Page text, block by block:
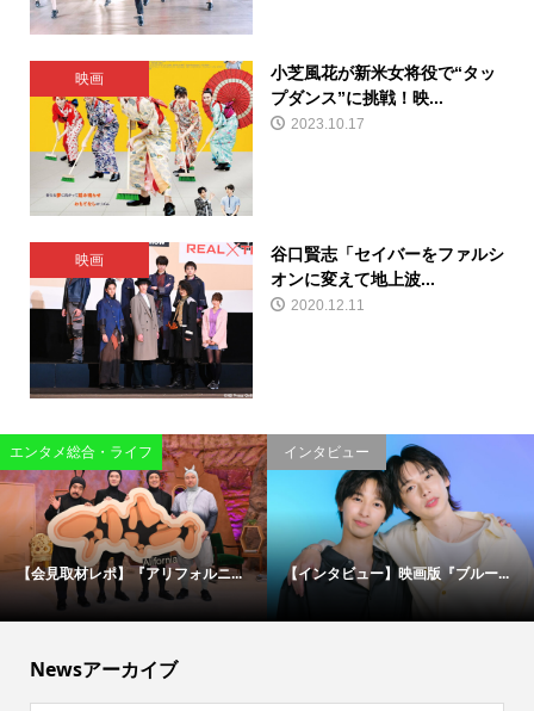
映画
小芝風花が新米女将役で“タッ
プダンス”に挑戦！映...
2023.10.17
映画
谷口賢志「セイバーをファルシ
オンに変えて地上波...
2020.12.11
エンタメ総合・ライフ
【会見取材レポ】『アリフォルニ...
インタビュー
【インタビュー】映画版『ブルー...
Newsアーカイブ